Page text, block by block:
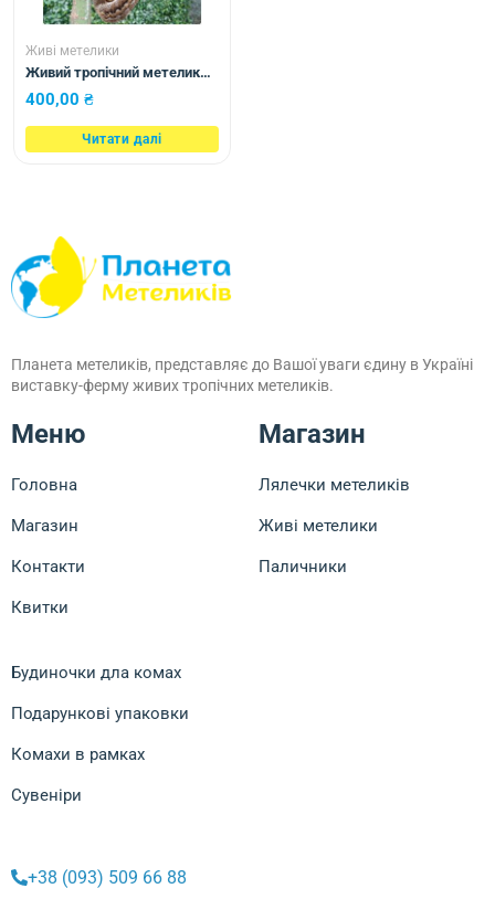
Живі метелики
Живий тропічний метелик
Caligo illioneus
400,00 ₴
Читати далі
Планета метеликів, представляє до Вашої уваги єдину в Україні
виставку-ферму живих тропічних метеликів.
Меню
Головна
Магазин
Контакти
Квитки
Магазин
Лялечки метеликів
Живі метелики
Паличники
Будиночки дла комах
Подарункові упаковки
Комахи в рамках
Сувеніри
+38 (093) 509 66 88